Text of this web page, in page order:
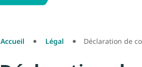
Accueil Légal Déclaration de